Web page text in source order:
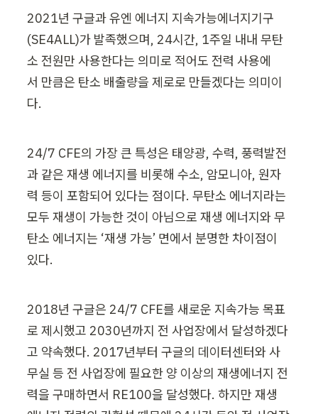
2021년 구글과 유엔 에너지 지속가능에너지기구
(SE4ALL)가 발족했으며, 24시간, 1주일 내내 무탄
소 전원만 사용한다는 의미로 적어도 전력 사용에
서 만큼은 탄소 배출량을 제로로 만들겠다는 의미이
다.
24/7 CFE의 가장 큰 특성은 태양광, 수력, 풍력발전
과 같은 재생 에너지를 비롯해 수소, 암모니아, 원자
력 등이 포함되어 있다는 점이다. 무탄소 에너지라는
모두 재생이 가능한 것이 아님으로 재생 에너지와 무
탄소 에너지는 ‘재생 가능’ 면에서 분명한 차이점이
있다.
2018년 구글은 24/7 CFE를 새로운 지속가능 목표
로 제시했고 2030년까지 전 사업장에서 달성하겠다
고 약속했다. 2017년부터 구글의 데이터센터와 사
무실 등 전 사업장에 필요한 양 이상의 재생에너지 전
력을 구매하면서 RE100을 달성했다. 하지만 재생